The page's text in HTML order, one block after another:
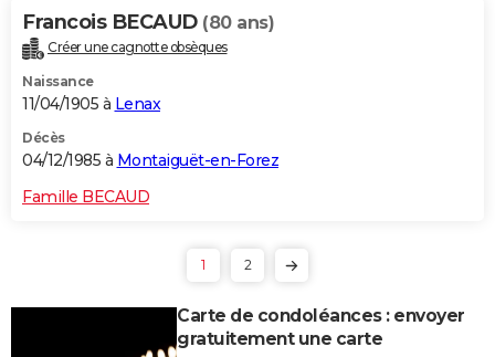
Francois BECAUD (80 ans)
Créer une cagnotte obsèques
Naissance
11/04/1905 à Lenax
Décès
04/12/1985 à Montaiguët-en-Forez
Famille BECAUD
1 2
Carte de condoléances : envoyer
gratuitement une carte